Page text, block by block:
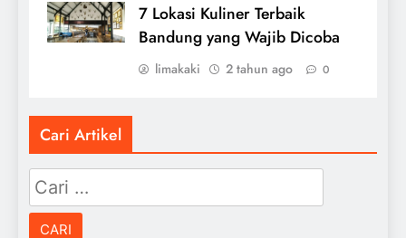
7 Lokasi Kuliner Terbaik
Bandung yang Wajib Dicoba
limakaki 2 tahun ago 0
Cari Artikel
Cari
untuk: